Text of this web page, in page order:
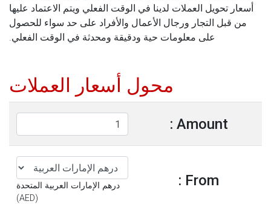
أسعار تحويل العملات لدينا في الوقت الفعلي ويتم الاعتماد عليها
من قبل التجار ورجال الأعمال والأفراد على حد سواء للحصول
على معلومات حية ودقيقة ومحدثة في الوقت الفعلي.
محول أسعار العملات
Amount :
From :
درهم الإمارات العربية المتحدة
(AED)